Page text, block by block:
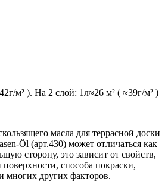
м² ). На 2 слой: 1л≈26 м² ( ≈39г/м² )
масла для террасной доски
Öl (арт.430) может отличаться как
сторону, это зависит от свойств,
способа покраски,
многих других факторов.